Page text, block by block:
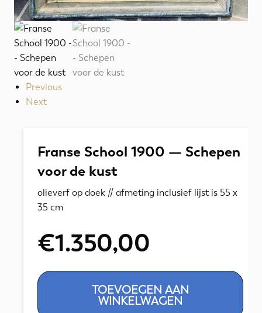
Previous
Next
Franse School 1900 — Schepen
voor de kust
olieverf op doek // afmeting inclusief lijst is 55 x
35 cm
€1.350,00
Franse
1900
TOEVOEGEN AAN
WINKELWAGEN